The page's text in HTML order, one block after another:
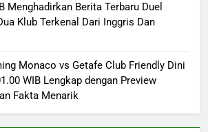
Menghadirkan Berita Terbaru Duel
Klub Terkenal Dari Inggris Dan
Monaco vs Getafe Club Friendly Dini
WIB Lengkap dengan Preview
Fakta Menarik